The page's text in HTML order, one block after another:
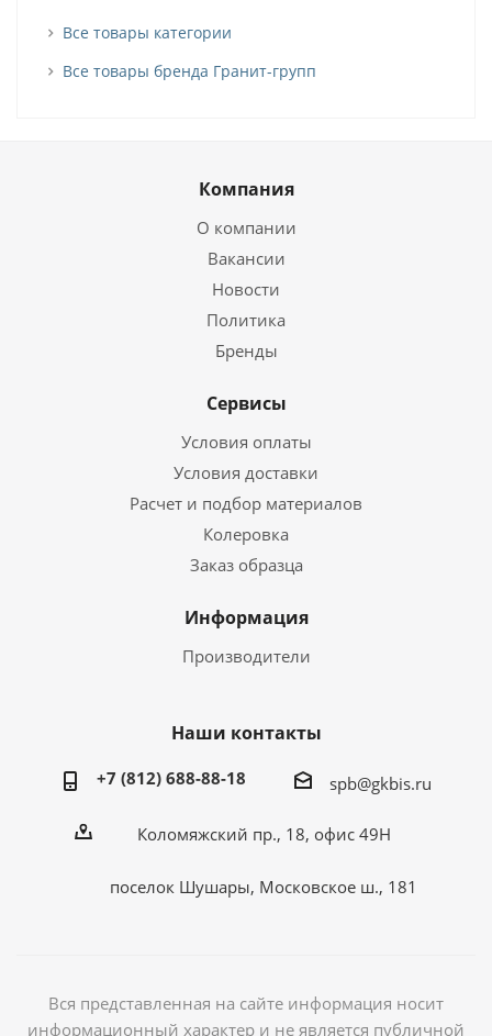
Все товары категории
Все товары бренда Гранит-групп
Компания
О компании
Вакансии
Новости
Политика
Бренды
Сервисы
Условия оплаты
Условия доставки
Расчет и подбор материалов
Колеровка
Заказ образца
Информация
Производители
Наши контакты
+7 (812) 688-88-18 spb@gkbis.ru
Коломяжский пр., 18, офис 49Н
поселок Шушары, Московское ш., 181
Вся представленная на сайте информация носит
информационный характер и не является публичной